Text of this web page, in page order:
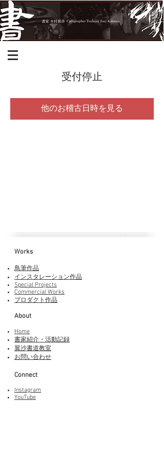
受付停止
他のお稽古日時を見る
Works​
鳥筆作品
インスタレーション作品
Special Projects
Commercial Works
プロダクト作品
About
Home
書家紹介・活動記録
​翼沙書道教室
お問い合わせ
Connect
Instagram
YouTube